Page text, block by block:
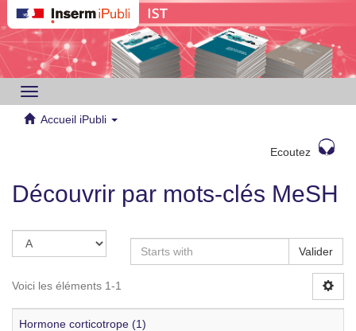
Toggle
navigation
Accueil iPubli
Ecoutez
Découvrir par mots-clés MeSH
Valider
Voici les éléments 1-1
Hormone corticotrope (1)